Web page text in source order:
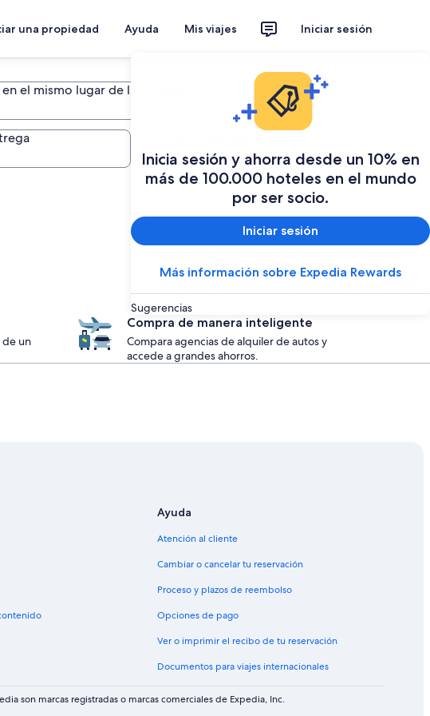
una propiedad Ayuda Mis viajes Iniciar sesión
Inicia sesión y ahorra desde un 10% en
más de 100.000 hoteles en el mundo
por ser socio.
Iniciar sesión
Más información sobre Expedia Rewards
Sugerencias
el mismo lugar de la entrega
el mismo lugar de la entrega
de un
Compra de manera inteligente
Compara agencias de alquiler de autos y
accede a grandes ahorros.
Ayuda
Atención al cliente
Cambiar o cancelar tu reservación
Proceso y plazos de reembolso
Opciones de pago
Ver o imprimir el recibo de tu reservación
Documentos para viajes internacionales
son marcas registradas o marcas comerciales de Expedia, Inc.